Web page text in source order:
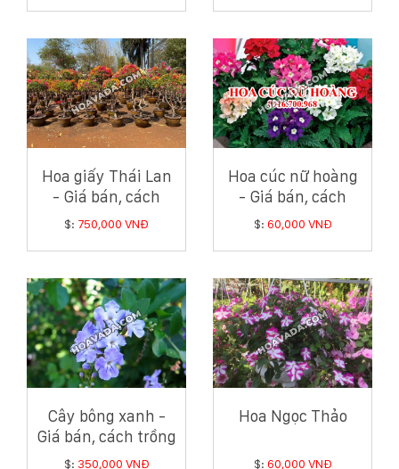
Hoa giấy Thái Lan
- Giá bán, cách
trồng và chăm sóc
$: 750,000 VNĐ
Hoa cúc nữ hoàng
- Giá bán, cách
trồng và chăm sóc
$: 60,000 VNĐ
Cây bông xanh -
Giá bán, cách trồng
và chăm sóc cây
$: 350,000 VNĐ
Hoa Ngọc Thảo
$: 60,000 VNĐ